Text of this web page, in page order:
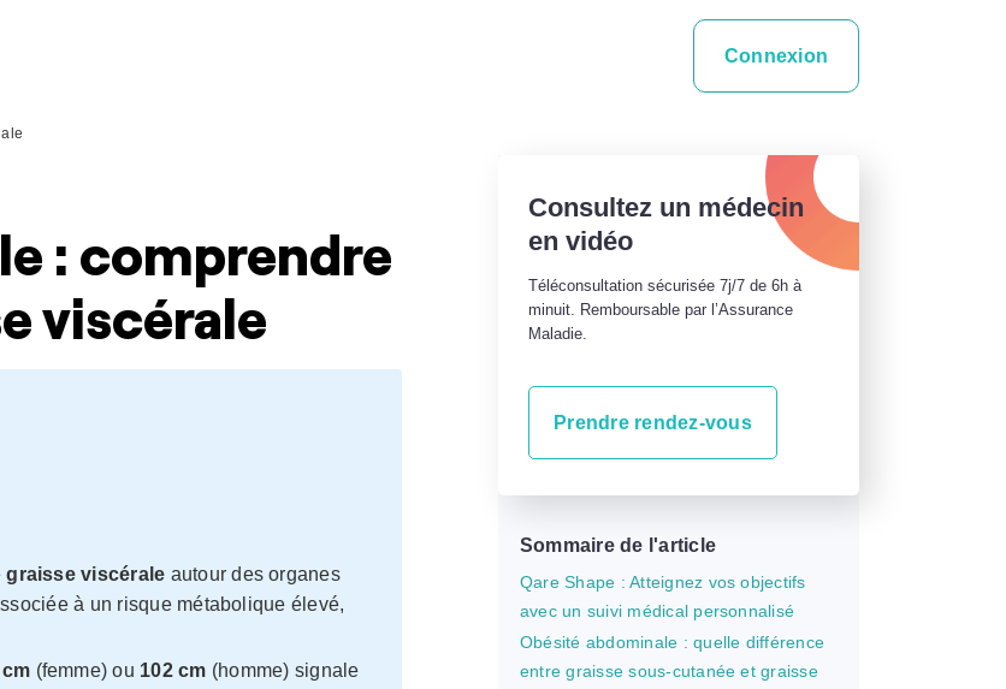
Connexion
: comprendre
viscérale
graisse viscérale autour des organes
à un risque métabolique élevé,
(femme) ou 102 cm (homme) signale
Consultez un médecin
en vidéo
Téléconsultation sécurisée 7j/7 de 6h à
minuit. Remboursable par l’Assurance
Maladie.
Prendre rendez-vous
Sommaire de l'article
Qare Shape : Atteignez vos objectifs
avec un suivi médical personnalisé
Obésité abdominale : quelle différence
entre graisse sous-cutanée et graisse